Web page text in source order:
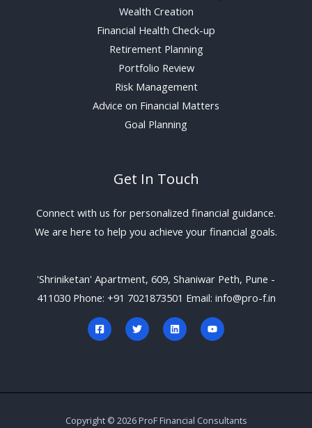
Wealth Creation
Financial Health Check-up
Retirement Planning
Portfolio Review
Risk Management
Advice on Financial Matters
Goal Planning
Get In Touch
Connect with us for personalized financial guidance.
We are here to help you achieve your financial goals.
'Shriniketan' Apartment, 609, Shaniwar Peth, Pune -
411030 Phone: +91 7021873501 Email: info@pro-f.in
Copyright © 2026 ProF Financial Consultants